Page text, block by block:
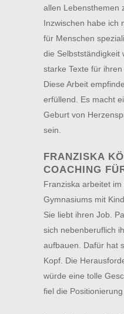
allen Lebensthemen
Inzwischen habe ich
für Menschen
die Selbstständigkeit
starke Texte für
Diese Arbeit
erfüllend. Es macht
Geburt von
sein.
FRANZISKA
COACHING
Franziska arbeitet
Gymnasiums mit
Sie liebt ihren Job.
sich nebenberuflich
aufbauen. Dafür hat
Kopf. Die
würde eine tolle
fiel die